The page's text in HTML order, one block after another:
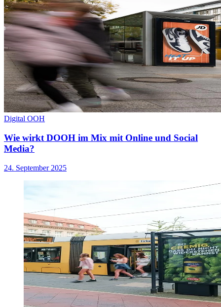
Digital OOH
Wie wirkt DOOH im Mix mit Online und Social
Media?
24. September 2025